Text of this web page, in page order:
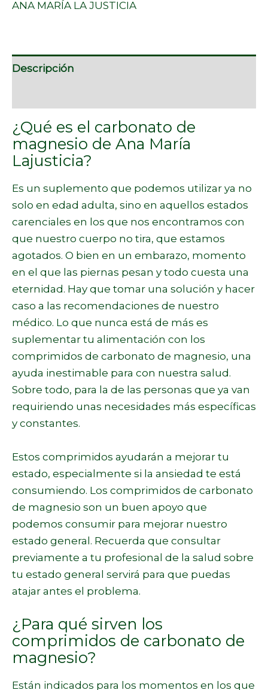
ANA MARÍA LA JUSTICIA
Descripción
¿Qué es el carbonato de
magnesio de Ana María
Lajusticia?
Es un suplemento que podemos utilizar ya no
solo en edad adulta, sino en aquellos estados
carenciales en los que nos encontramos con
que nuestro cuerpo no tira, que estamos
agotados. O bien en un embarazo, momento
en el que las piernas pesan y todo cuesta una
eternidad. Hay que tomar una solución y hacer
caso a las recomendaciones de nuestro
médico. Lo que nunca está de más es
suplementar tu alimentación con los
comprimidos de carbonato de magnesio, una
ayuda inestimable para con nuestra salud.
Sobre todo, para la de las personas que ya van
requiriendo unas necesidades más específicas
y constantes.
Estos comprimidos ayudarán a mejorar tu
estado, especialmente si la ansiedad te está
consumiendo. Los comprimidos de carbonato
de magnesio son un buen apoyo que
podemos consumir para mejorar nuestro
estado general. Recuerda que consultar
previamente a tu profesional de la salud sobre
tu estado general servirá para que puedas
atajar antes el problema.
¿Para qué sirven los
comprimidos de carbonato de
magnesio?
Están indicados para los momentos en los que